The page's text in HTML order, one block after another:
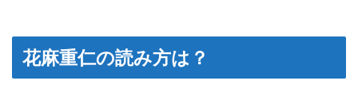
花麻重仁の読み方は？